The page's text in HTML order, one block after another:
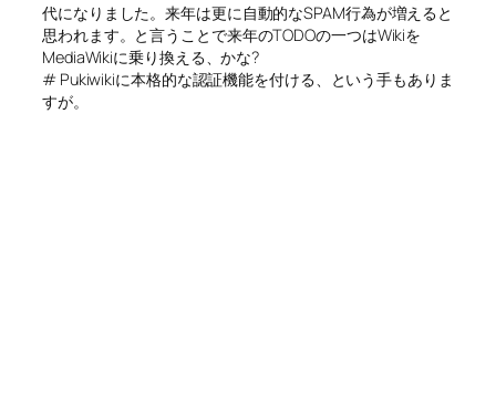
代になりました。来年は更に自動的なSPAM行為が増えると
思われます。と言うことで来年のTODOの一つはWikiを
MediaWikiに乗り換える、かな?
# Pukiwikiに本格的な認証機能を付ける、という手もありま
すが。